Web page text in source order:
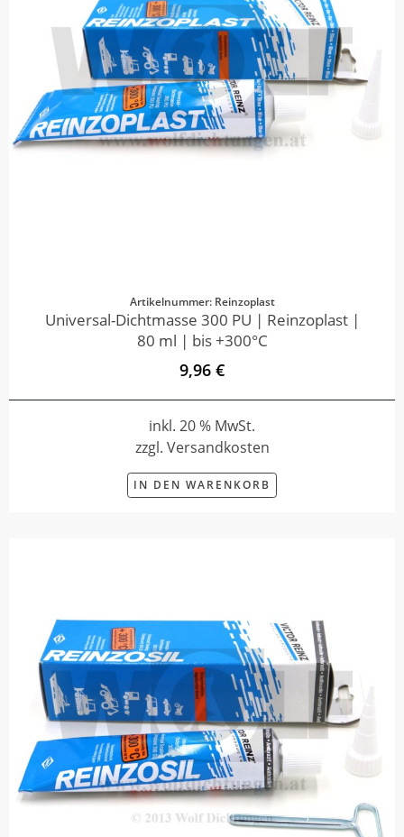
Artikelnummer: Reinzoplast
Universal-Dichtmasse 300 PU | Reinzoplast |
80 ml | bis +300°C
9,96 €
inkl. 20 % MwSt.
zzgl. Versandkosten
IN DEN WARENKORB